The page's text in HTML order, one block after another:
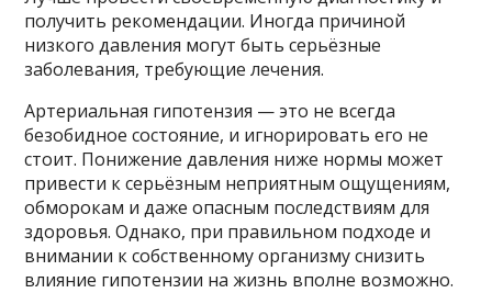
получить рекомендации. Иногда причиной
низкого давления могут быть серьёзные
заболевания, требующие лечения.
Артериальная гипотензия — это не всегда
безобидное состояние, и игнорировать его не
стоит. Понижение давления ниже нормы может
привести к серьёзным неприятным ощущениям,
обморокам и даже опасным последствиям для
здоровья. Однако, при правильном подходе и
внимании к собственному организму снизить
влияние гипотензии на жизнь вполне возможно.